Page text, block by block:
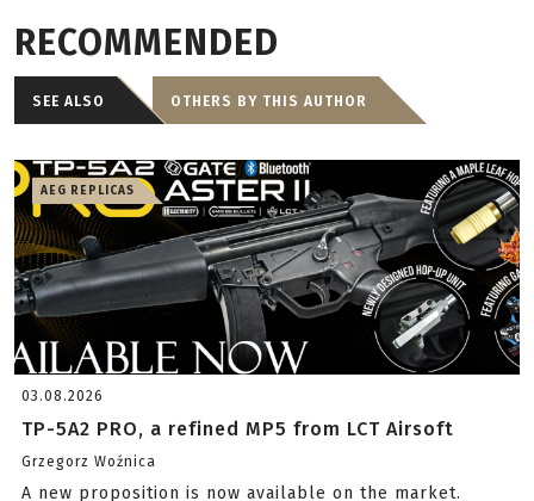
RECOMMENDED
SEE ALSO OTHERS BY THIS AUTHOR
AEG REPLICAS
03.08.2026
TP-5A2 PRO, a refined MP5 from LCT Airsoft
Grzegorz Woźnica
A new proposition is now available on the market.